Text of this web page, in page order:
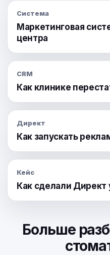
Система
Маркетинговая
центра
CRM
Как клинике
Директ
Как запускать
Кейс
Как сделали
Больше